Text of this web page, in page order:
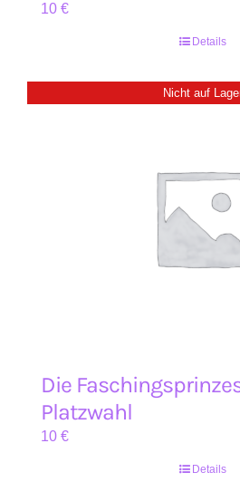
10 €
Details
Nicht auf
Die
Platzwahl
10 €
Details